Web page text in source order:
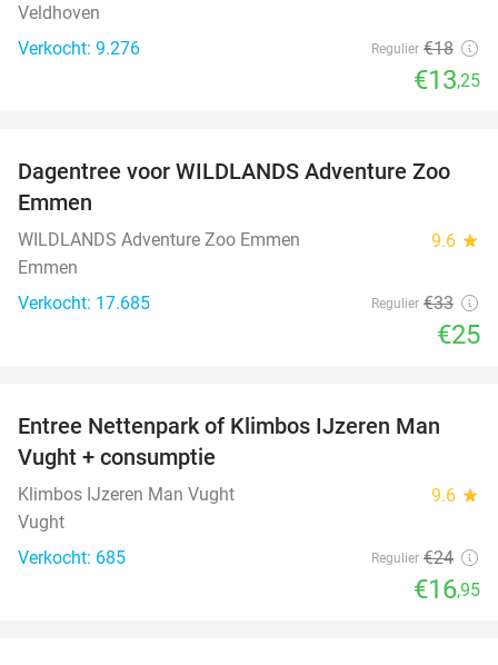
Veldhoven
Verkocht: 9.276
Regulier €18
€13,25
24%
Dagentree voor WILDLANDS Adventure Zoo
Emmen
WILDLANDS Adventure Zoo Emmen 9.6 star
Emmen
Verkocht: 17.685
Regulier €33
€25
29%
Entree Nettenpark of Klimbos IJzeren Man
Vught + consumptie
Klimbos IJzeren Man Vught 9.6 star
Vught
Verkocht: 685
Regulier €24
€16,95